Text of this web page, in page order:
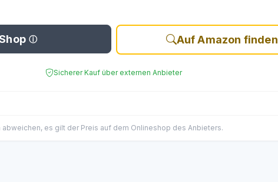
Auf Amazon finden
Sicherer Kauf über externen Anbieter
abweichen, es gilt der Preis auf dem Onlineshop des Anbieters.